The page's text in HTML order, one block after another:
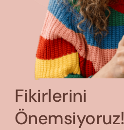
Fikirlerini
Önemsiyoruz!